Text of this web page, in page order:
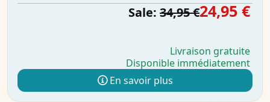
Sale: 34,95 €24,95 €
Livraison gratuite
Disponible immédiatement
En savoir plus